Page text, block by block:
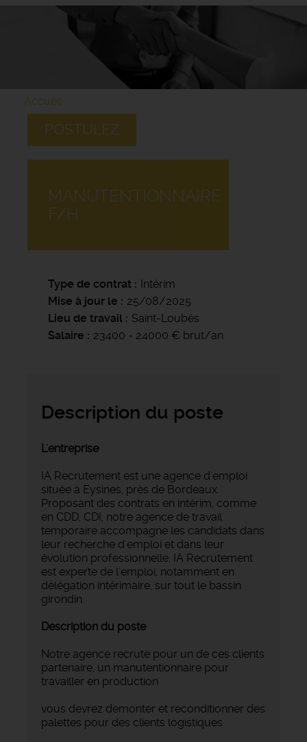
Accueil
POSTULEZ
MANUTENTIONNAIRE
F/H
Type de contrat
Intérim
Mise à jour le
25/08/2025
Lieu de travail
Saint-Loubès
Salaire
23400 - 24000 € brut/an
Description du poste
L'entreprise
IA Recrutement est une agence d'emploi
située à Eysines, près de Bordeaux.
Proposant des contrats en intérim, comme
en CDD, CDI, notre agence de travail
temporaire accompagne les candidats dans
leur recherche d'emploi et dans leur
évolution professionnelle. IA Recrutement
est experte de l'emploi, notamment en
délégation intérimaire, sur tout le bassin
girondin.
Description du poste
Notre agence recrute pour un de ces clients
partenaire, un manutentionnaire pour
travailler en production
vous devrez demonter et reconditionner des
palettes pour des clients logistiques